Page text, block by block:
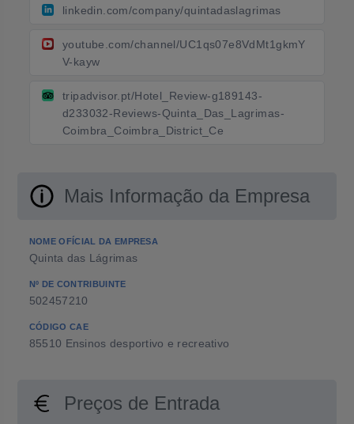
linkedin.com/company/quintadaslagrimas
youtube.com/channel/UC1qs07e8VdMt1gkmY
V-kayw
tripadvisor.pt/Hotel_Review-g189143-
d233032-Reviews-Quinta_Das_Lagrimas-
Coimbra_Coimbra_District_Ce
Mais Informação da Empresa
NOME OFÍCIAL DA EMPRESA
Quinta das Lágrimas
Nº DE CONTRIBUINTE
502457210
CÓDIGO CAE
85510 Ensinos desportivo e recreativo
Preços de Entrada